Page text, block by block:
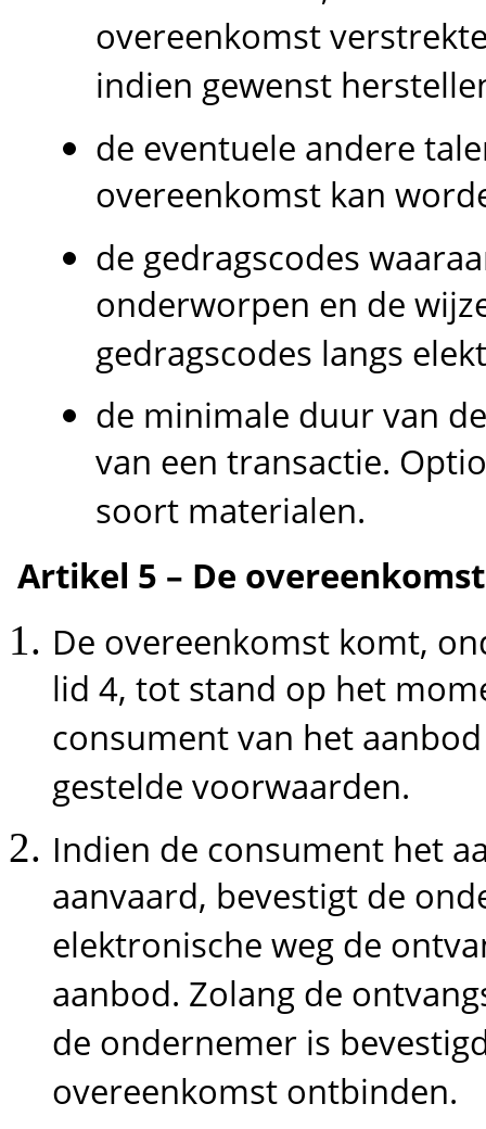
overeenkomst
indien gewenst
de eventuele andere
overeenkomst kan
de gedragscodes
onderworpen en de
gedragscodes langs
de minimale duur van
van een transactie.
soort materialen.
Artikel 5 – De overeenkomst
De overeenkomst komt,
lid 4, tot stand op het
consument van het
gestelde voorwaarden.
Indien de consument het
aanvaard, bevestigt de
elektronische weg de
aanbod. Zolang de
de ondernemer is
overeenkomst ontbinden.